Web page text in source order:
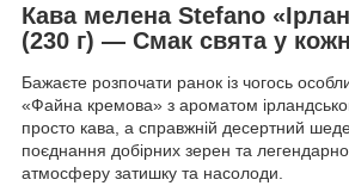
Кава мелена Stefano
(230 г) — Смак свята у
Бажаєте розпочати ранок із чогось
«Файна кремова» з ароматом
просто кава, а справжній десертний
поєднання добірних зерен та
атмосферу затишку та насолоди.